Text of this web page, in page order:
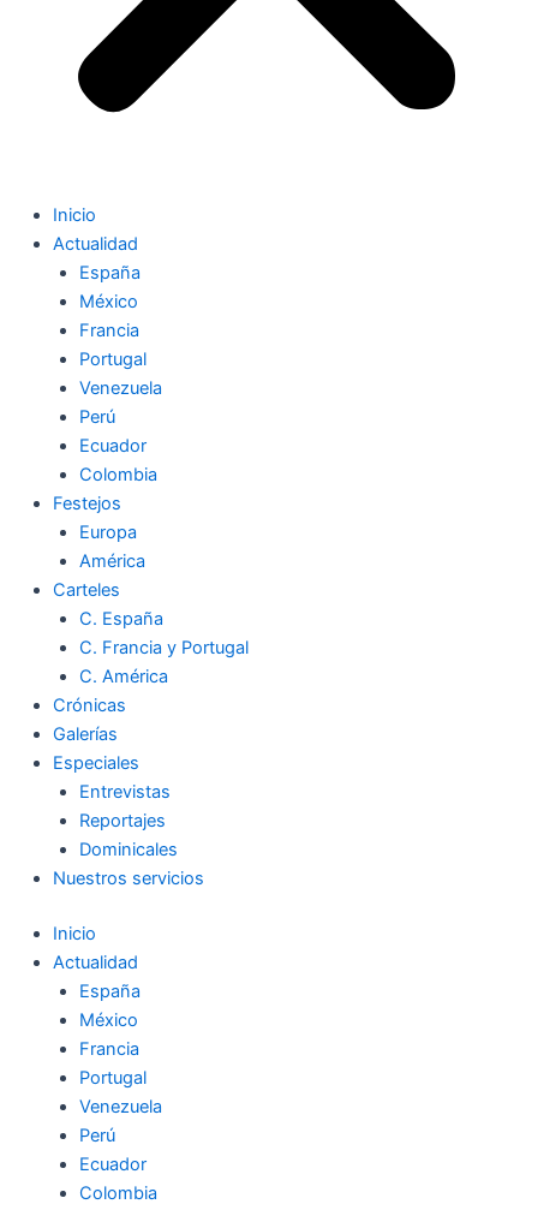
Inicio
Actualidad
España
México
Francia
Portugal
Venezuela
Perú
Ecuador
Colombia
Festejos
Europa
América
Carteles
C. España
C. Francia y Portugal
C. América
Crónicas
Galerías
Especiales
Entrevistas
Reportajes
Dominicales
Nuestros servicios
Inicio
Actualidad
España
México
Francia
Portugal
Venezuela
Perú
Ecuador
Colombia